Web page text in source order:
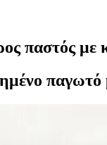
παστός με